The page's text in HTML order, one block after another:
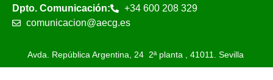
Dpto. Comunicación:
+34 600 208 329
comunicacion@aecg.es
Avda. República Argentina, 24 2ª planta , 41011. Sevilla